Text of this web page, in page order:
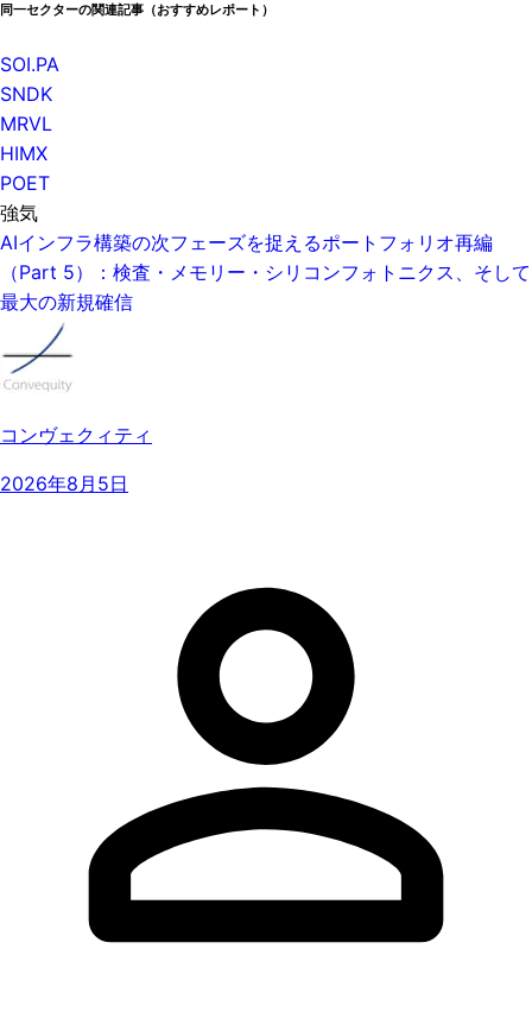
同一セクターの関連記事（おすすめレポート）
SOI.PA
SNDK
MRVL
HIMX
POET
強気
AIインフラ構築の次フェーズを捉えるポートフォリオ再編
（Part 5）：検査・メモリー・シリコンフォトニクス、そして
最大の新規確信
コンヴェクィティ
2026年8月5日